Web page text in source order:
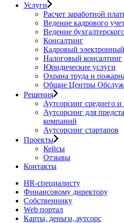
Услуги
Расчет заработной
Ведение кадрового
Ведение
Консалтинг
Кадровый
Налоговый консалтинг
Юридические услуги
Охрана труда и
Общие Центры
Решения
Аутсорсинг среднего и
Аутсорсинг для
компаний
Аутсорсинг стартапов
Проекты
Кейсы
Отзывы
Контакты
HR-специалисту
Финансовому директору
Собственнику
Web портал
Карты, деньги, аутсорс